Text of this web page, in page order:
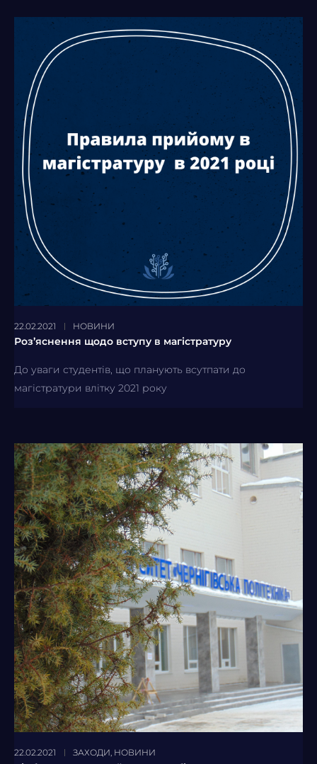
22.02.2021 НОВИНИ
Роз’яснення щодо вступу в магістратуру
До уваги студентів, що планують всутпати до
магістратури влітку 2021 року
22.02.2021 ЗАХОДИ НОВИНИ